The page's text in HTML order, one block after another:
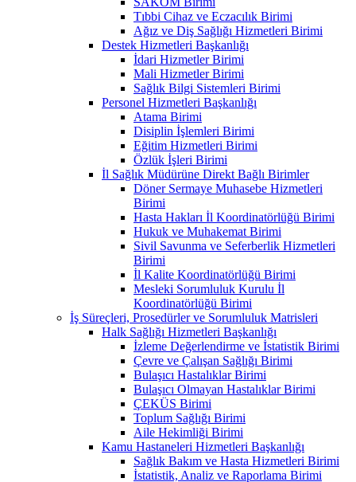
Tıbbi Cihaz ve Eczacılık Birimi
Ağız ve Diş Sağlığı Hizmetleri Birimi
Destek Hizmetleri Başkanlığı
İdari Hizmetler Birimi
Mali Hizmetler Birimi
Sağlık Bilgi Sistemleri Birimi
Personel Hizmetleri Başkanlığı
Atama Birimi
Disiplin İşlemleri Birimi
Eğitim Hizmetleri Birimi
Özlük İşleri Birimi
İl Sağlık Müdürüne Direkt Bağlı Birimler
Döner Sermaye Muhasebe Hizmetleri
Birimi
Hasta Hakları İl Koordinatörlüğü Birimi
Hukuk ve Muhakemat Birimi
Sivil Savunma ve Seferberlik Hizmetleri
Birimi
İl Kalite Koordinatörlüğü Birimi
Mesleki Sorumluluk Kurulu İl
Koordinatörlüğü Birimi
İş Süreçleri, Prosedürler ve Sorumluluk Matrisleri
Halk Sağlığı Hizmetleri Başkanlığı
İzleme Değerlendirme ve İstatistik Birimi
Çevre ve Çalışan Sağlığı Birimi
Bulaşıcı Hastalıklar Birimi
Bulaşıcı Olmayan Hastalıklar Birimi
ÇEKÜS Birimi
Toplum Sağlığı Birimi
Aile Hekimliği Birimi
Kamu Hastaneleri Hizmetleri Başkanlığı
Sağlık Bakım ve Hasta Hizmetleri Birimi
İstatistik, Analiz ve Raporlama Birimi